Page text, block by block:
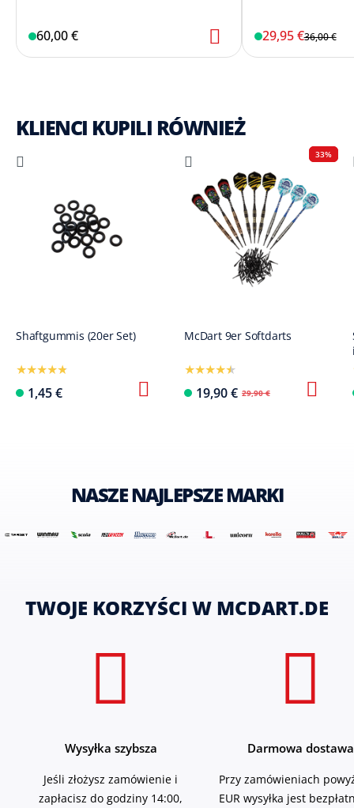
60,00 € 29,95 €36,00 €
KLIENCI KUPILI RÓWNIEŻ
Shaftgummis (20er Set)
1,45 €
33%
McDart 9er Softdarts
19,90 € 29,90 €
NASZE NAJLEPSZE MARKI
TWOJE KORZYŚCI W MCDART.DE
Wysyłka szybsza
Jeśli złożysz zamówienie i
zapłacisz do godziny 14:00,
Darmowa dostawa
Przy zamówieniach
EUR wysyłka jest